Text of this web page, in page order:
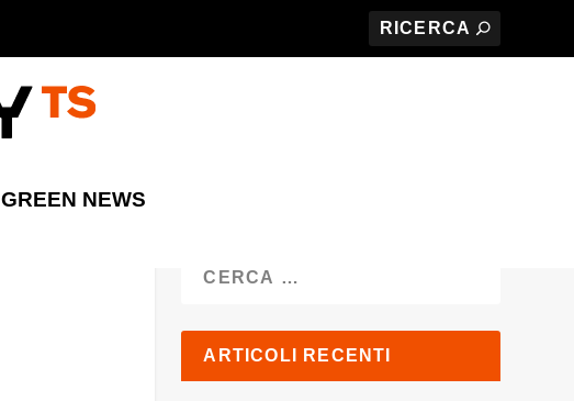
GREEN NEWS
ARTICOLI RECENTI